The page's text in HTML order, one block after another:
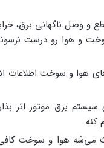
و وصل ناگهانی برق،
و هوا رو درست
هوا و سوخت اطلاعات
برق موتور اثر
کنه.
می‌شه هوا و سوخت